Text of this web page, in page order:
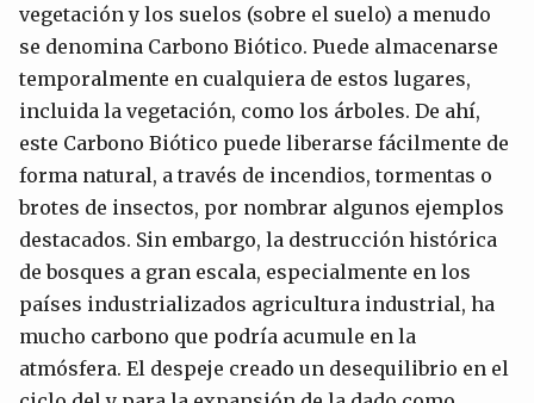
vegetación y los suelos (sobre el suelo) a menudo
se denomina Carbono Biótico. Puede almacenarse
temporalmente en cualquiera de estos lugares,
incluida la vegetación, como los árboles. De ahí,
este Carbono Biótico puede liberarse fácilmente de
forma natural, a través de incendios, tormentas o
brotes de insectos, por nombrar algunos ejemplos
destacados. Sin embargo, la destrucción histórica
de bosques a gran escala, especialmente en los
países industrializados agricultura industrial, ha
mucho carbono que podría acumule en la
atmósfera. El despeje creado un desequilibrio en el